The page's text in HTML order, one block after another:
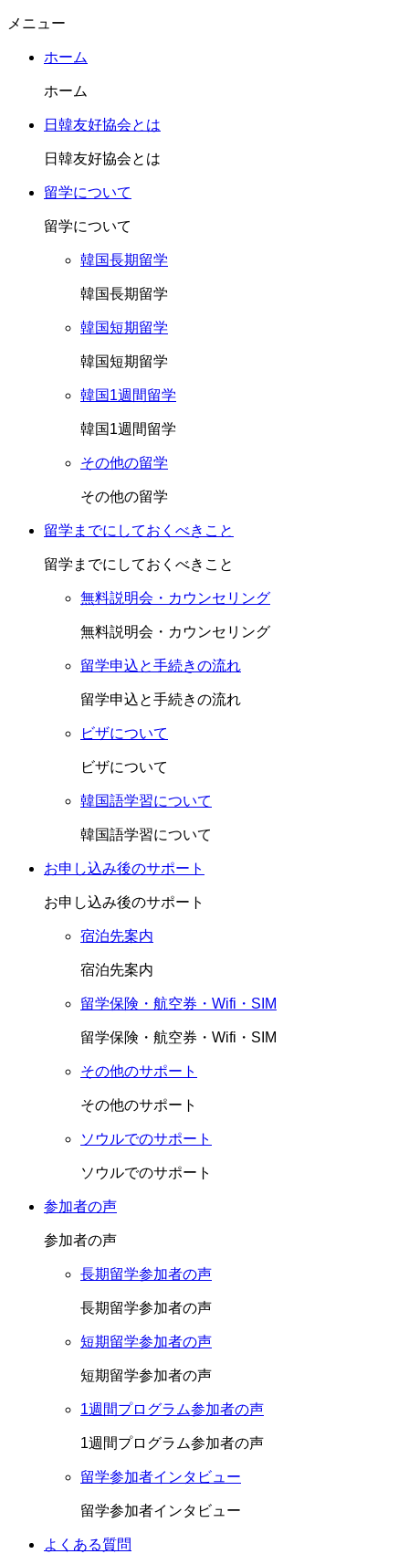
メニュー
ホーム
ホーム
日韓友好協会とは
日韓友好協会とは
留学について
留学について
韓国長期留学
韓国長期留学
韓国短期留学
韓国短期留学
韓国1週間留学
韓国1週間留学
その他の留学
その他の留学
留学までにしておくべきこと
留学までにしておくべきこと
無料説明会・カウンセリング
無料説明会・カウンセリング
留学申込と手続きの流れ
留学申込と手続きの流れ
ビザについて
ビザについて
韓国語学習について
韓国語学習について
お申し込み後のサポート
お申し込み後のサポート
宿泊先案内
宿泊先案内
留学保険・航空券・Wifi・SIM
留学保険・航空券・Wifi・SIM
その他のサポート
その他のサポート
ソウルでのサポート
ソウルでのサポート
参加者の声
参加者の声
長期留学参加者の声
長期留学参加者の声
短期留学参加者の声
短期留学参加者の声
1週間プログラム参加者の声
1週間プログラム参加者の声
留学参加者インタビュー
留学参加者インタビュー
よくある質問